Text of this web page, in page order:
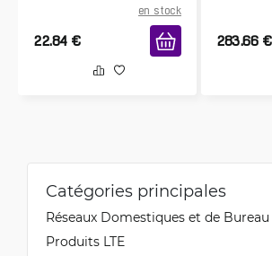
en stock
22.84 € 283.66 €
Catégories principales
Réseaux Domestiques et de Bureau
Produits LTE